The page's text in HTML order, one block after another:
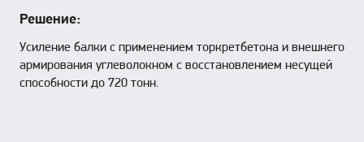
Решение:
Усиление балки с применением торкретбетона и внешнего
армирования углеволокном с восстановлением несущей
способности до 720 тонн.